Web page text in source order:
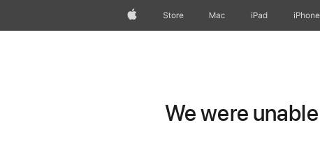
AppleStore Mac iPad iPhone
We were